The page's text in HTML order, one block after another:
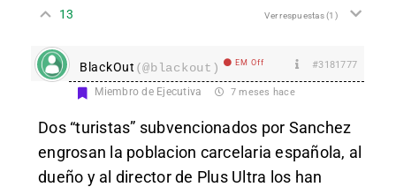
13 Ver respuestas(1)
BlackOut (@blackout) EM Off #3181777
Miembro de Ejecutiva 7 meses hace
Dos “turistas” subvencionados por Sanchez
engrosan la poblacion carcelaria española, al
dueño y al director de Plus Ultra los han